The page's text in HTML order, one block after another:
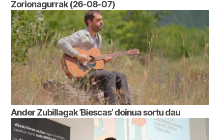
Zorionagurrak (26-08-07)
Ander Zubillagak ‘Biescas’ doinua sortu dau